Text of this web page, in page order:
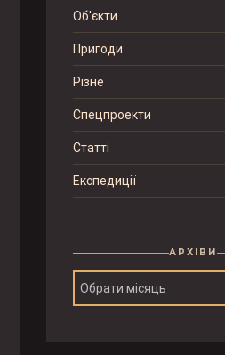
Об'єкти
Пригоди
Різне
Спецпроекти
Статті
Експедиції
АРХІВИ
Архіви